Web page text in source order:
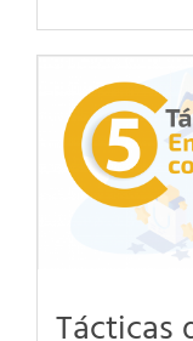
Tácticas